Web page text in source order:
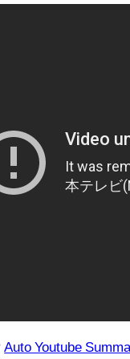
Auto Youtube